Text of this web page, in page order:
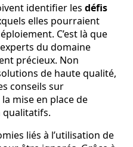
identifier les défis
elles pourraient
C’est là que
du domaine
précieux. Non
de haute qualité,
conseils sur
mise en place de
qualitatifs.
liés à l’utilisation de